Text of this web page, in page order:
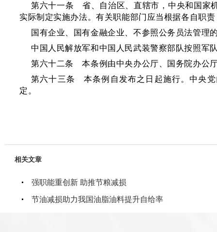
第六十一条 省、自治区、直辖市，中央和国家
实际制定实施办法。有关职能部门应当根据各自职
国有企业、国有金融企业、不参照公务员法管理
中国人民解放军和中国人民武装警察部队按照军
第六十二条 本条例由中央办公厅、国务院办公
第六十三条 本条例自发布之日起施行。中央
定。
相关文章
强职能重创新 助推节粮减损
节油减损助力我国油脂油料提升自给率